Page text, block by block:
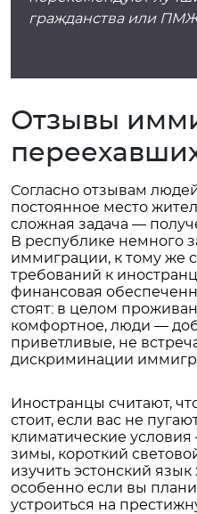
гражданства или
Отзывы
Согласно отзывам
постоянное место
сложная задача —
В республике немного
иммиграции, к тому же
требований к
финансовая
стоят: в целом
комфортное, люди —
приветливые, не
дискриминации
Иностранцы считают,
стоит, если вас не
климатические
зимы, короткий
изучить эстонский
особенно если вы
устроиться на